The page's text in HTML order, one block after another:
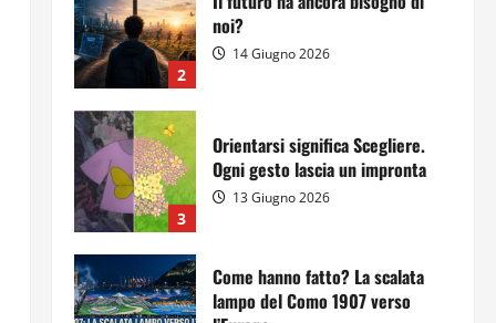
2
noi?
14 Giugno 2026
3
Orientarsi significa Scegliere.
Ogni gesto lascia un impronta
13 Giugno 2026
Come hanno fatto? La scalata
lampo del Como 1907 verso